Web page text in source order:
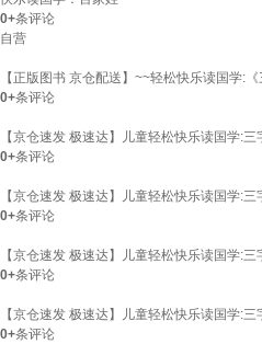
0+条评论
自营
【正版图书 京仓配送】~~轻松快乐读国学:
0+条评论
【京仓速发 极速达】儿童轻松快乐读国学:
0+条评论
【京仓速发 极速达】儿童轻松快乐读国学:
0+条评论
【京仓速发 极速达】儿童轻松快乐读国学:
0+条评论
【京仓速发 极速达】儿童轻松快乐读国学:
0+条评论